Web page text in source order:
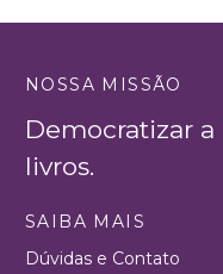
NOSSA MISSÃO
Democratizar
livros.
SAIBA MAIS
Dúvidas e Contato